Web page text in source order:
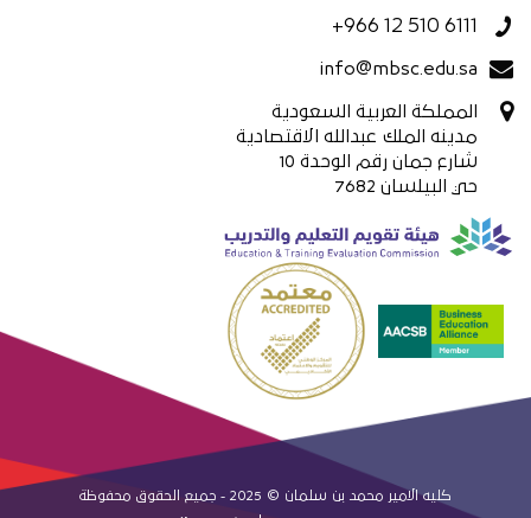
+966 12 510 6111
info@mbsc.edu.sa
المملكة العربية السعودية
مدينه الملك عبدالله الاقتصادية
شارع جمان رقم الوحدة 10
حي البيلسان 7682
كليه الامير محمد بن سلمان © 2025 - جميع الحقوق محفوظة